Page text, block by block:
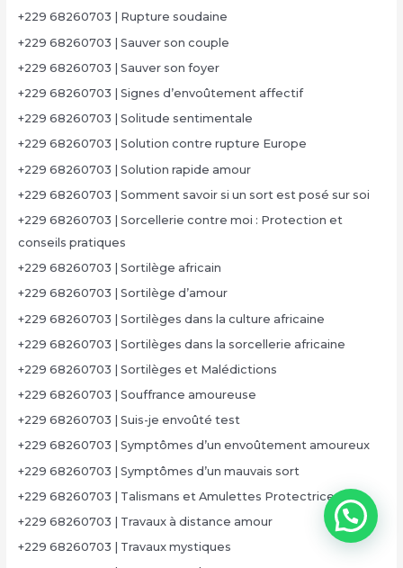
+229 68260703 | Rupture soudaine
+229 68260703 | Sauver son couple
+229 68260703 | Sauver son foyer
+229 68260703 | Signes d’envoûtement affectif
+229 68260703 | Solitude sentimentale
+229 68260703 | Solution contre rupture Europe
+229 68260703 | Solution rapide amour
+229 68260703 | Somment savoir si un sort est posé sur soi
+229 68260703 | Sorcellerie contre moi : Protection et
conseils pratiques
+229 68260703 | Sortilège africain
+229 68260703 | Sortilège d’amour
+229 68260703 | Sortilèges dans la culture africaine
+229 68260703 | Sortilèges dans la sorcellerie africaine
+229 68260703 | Sortilèges et Malédictions
+229 68260703 | Souffrance amoureuse
+229 68260703 | Suis-je envoûté test
+229 68260703 | Symptômes d’un envoûtement amoureux
+229 68260703 | Symptômes d’un mauvais sort
+229 68260703 | Talismans et Amulettes Protectrices
+229 68260703 | Travaux à distance amour
+229 68260703 | Travaux mystiques